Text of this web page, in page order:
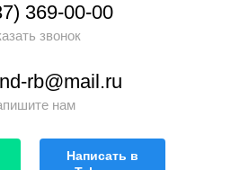
369-00-00
звонок
rb@mail.ru
нам
Написать в